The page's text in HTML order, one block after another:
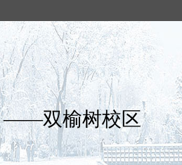
——双榆树校区